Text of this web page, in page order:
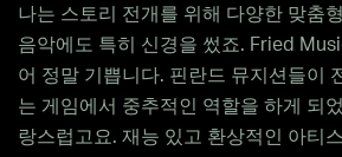
나는 스토리 전개를 위해 다양한 맞춤
음악에도 특히 신경을 썼죠. Fried
어 정말 기쁩니다. 핀란드 뮤지션들이
는 게임에서 중추적인 역할을 하게 되
랑스럽고요. 재능 있고 환상적인 아티